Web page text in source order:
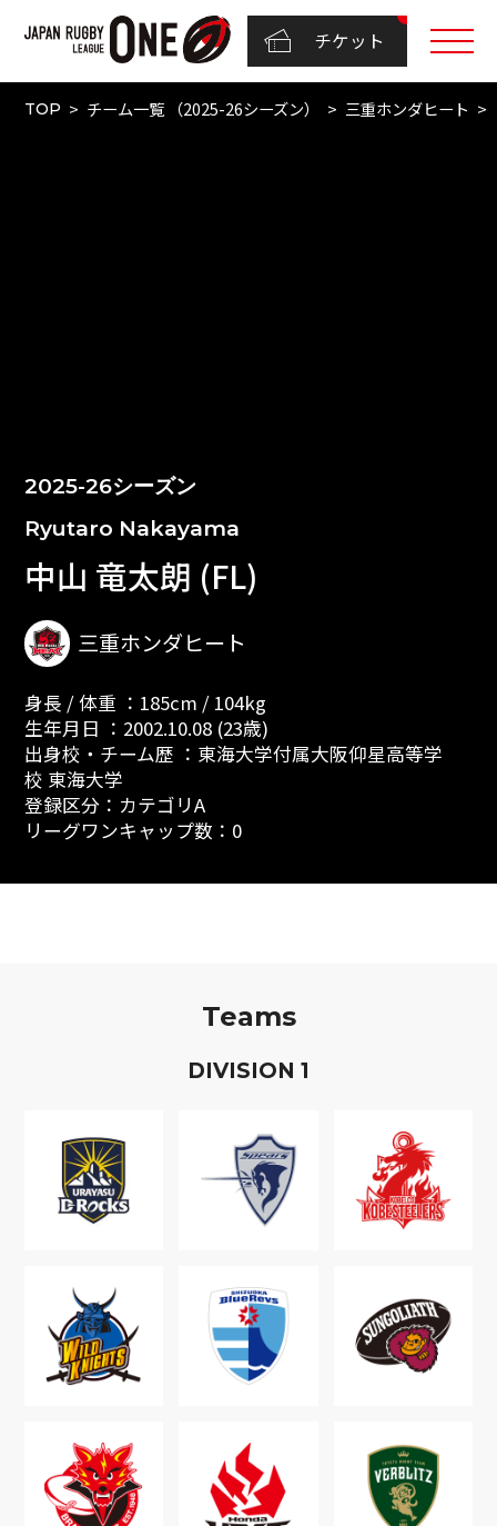
チケット
TOP チーム一覧 （2025-26シーズン） 三重ホンダヒート
2025-26シーズン
Ryutaro Nakayama
中山 竜太朗 (FL)
三重ホンダヒート
身長 / 体重 ：185cm / 104kg
生年月日 ：2002.10.08 (23歳)
出身校・チーム歴 ：東海大学付属大阪仰星高等学
校 東海大学
登録区分：カテゴリA
リーグワンキャップ数：0
Teams
DIVISION 1